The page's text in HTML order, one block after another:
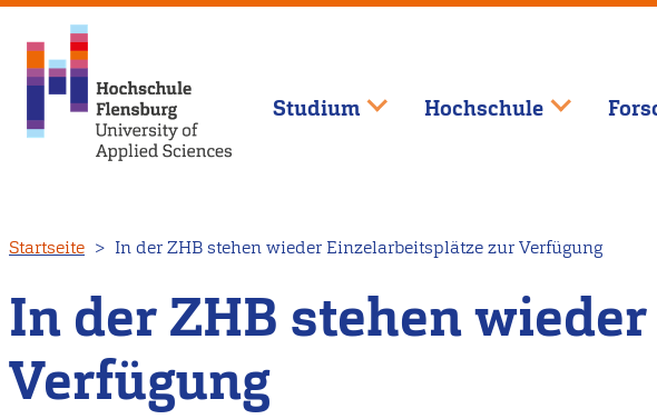
zum
Inhalt
Studium Hochschule
Startseite In der ZHB stehen wieder Einzelarbeitsplätze zur Verfügung
In der ZHB stehen
Verfügung